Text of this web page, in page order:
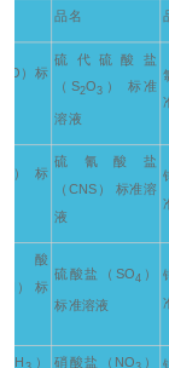
品名
）标
硫代硫酸盐
（S2O3 ） 标准
溶液
） 标
硫氰酸盐
（CNS） 标准溶
液
） 标
硫酸盐（SO4 ）
标准溶液
） 硝酸盐（NO ）